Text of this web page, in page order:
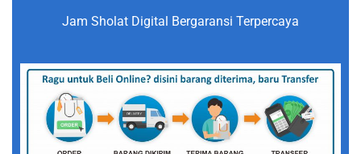
Jam Sholat Digital Bergaransi Terpercaya